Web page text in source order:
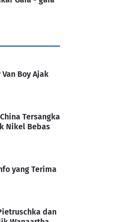
Boy Ajak
Tersangka
Nikel Bebas
yang Terima
dan